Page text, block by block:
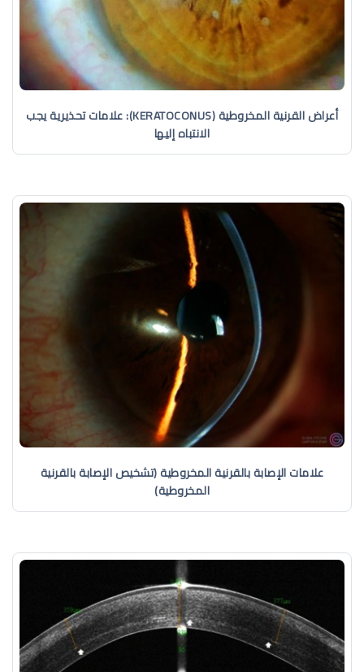
أعراض القرنية المخروطية (KERATOCONUS): علامات تحذيرية يجب
الانتباه إليها
علامات الإصابة بالقرنية المخروطية (تشخيص الإصابة بالقرنية
المخروطية)